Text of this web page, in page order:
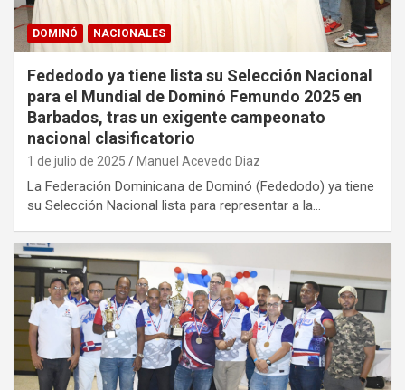
DOMINÓ NACIONALES
Fededodo ya tiene lista su Selección Nacional
para el Mundial de Dominó Femundo 2025 en
Barbados, tras un exigente campeonato
nacional clasificatorio
1 de julio de 2025 Manuel Acevedo Diaz
La Federación Dominicana de Dominó (Fededodo) ya tiene
su Selección Nacional lista para representar a la…